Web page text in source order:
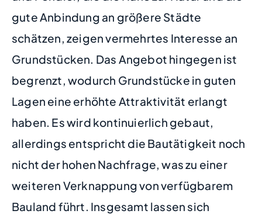
gute Anbindung an größere Städte
schätzen, zeigen vermehrtes Interesse an
Grundstücken. Das Angebot hingegen ist
begrenzt, wodurch Grundstücke in guten
Lagen eine erhöhte Attraktivität erlangt
haben. Es wird kontinuierlich gebaut,
allerdings entspricht die Bautätigkeit noch
nicht der hohen Nachfrage, was zu einer
weiteren Verknappung von verfügbarem
Bauland führt. Insgesamt lassen sich